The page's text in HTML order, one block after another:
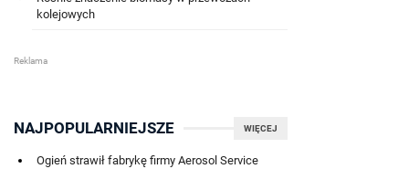
kolejowych
WIĘCEJ
NAJPOPULARNIEJSZE
Ogień strawił fabrykę firmy Aerosol Service